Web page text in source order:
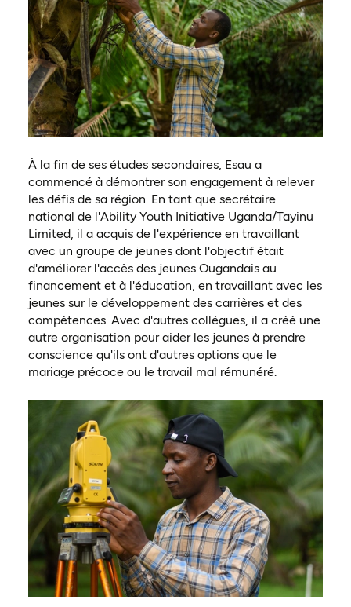
À la fin de ses études secondaires, Esau a
commencé à démontrer son engagement à relever
les défis de sa région. En tant que secrétaire
national de l'Ability Youth Initiative Uganda/Tayinu
Limited, il a acquis de l'expérience en travaillant
avec un groupe de jeunes dont l'objectif était
d'améliorer l'accès des jeunes Ougandais au
financement et à l'éducation, en travaillant avec les
jeunes sur le développement des carrières et des
compétences. Avec d'autres collègues, il a créé une
autre organisation pour aider les jeunes à prendre
conscience qu'ils ont d'autres options que le
mariage précoce ou le travail mal rémunéré.